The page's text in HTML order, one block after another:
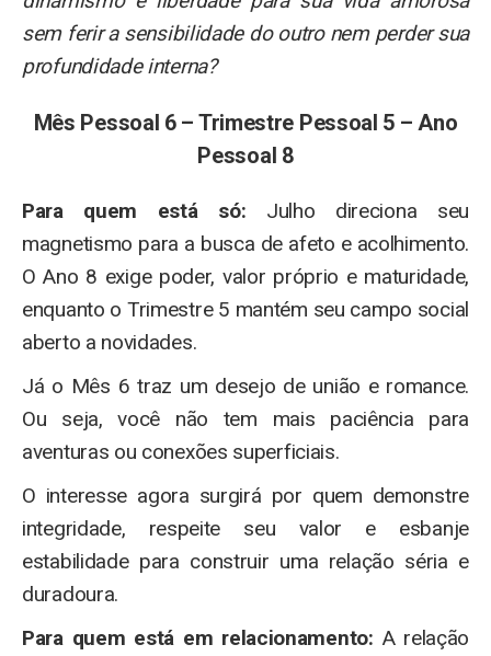
sem ferir a sensibilidade do outro nem perder sua
profundidade interna?
Mês Pessoal 6 – Trimestre Pessoal 5 – Ano
Pessoal 8
Para quem está só: Julho direciona seu
magnetismo para a busca de afeto e acolhimento.
O Ano 8 exige poder, valor próprio e maturidade,
enquanto o Trimestre 5 mantém seu campo social
aberto a novidades.
Já o Mês 6 traz um desejo de união e romance.
Ou seja, você não tem mais paciência para
aventuras ou conexões superficiais.
O interesse agora surgirá por quem demonstre
integridade, respeite seu valor e esbanje
estabilidade para construir uma relação séria e
duradoura.
Para quem está em relacionamento: A relação